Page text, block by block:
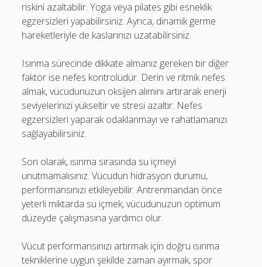
riskini azaltabilir. Yoga veya pilates gibi esneklik
egzersizleri yapabilirsiniz. Ayrıca, dinamik germe
hareketleriyle de kaslarınızı uzatabilirsiniz.
Isınma sürecinde dikkate almanız gereken bir diğer
faktör ise nefes kontrolüdür. Derin ve ritmik nefes
almak, vücudunuzun oksijen alımını artırarak enerji
seviyelerinizi yükseltir ve stresi azaltır. Nefes
egzersizleri yaparak odaklanmayı ve rahatlamanızı
sağlayabilirsiniz.
Son olarak, ısınma sırasında su içmeyi
unutmamalısınız. Vücudun hidrasyon durumu,
performansınızı etkileyebilir. Antrenmandan önce
yeterli miktarda su içmek, vücudunuzun optimum
düzeyde çalışmasına yardımcı olur.
Vücut performansınızı artırmak için doğru ısınma
tekniklerine uygun şekilde zaman ayırmak, spor